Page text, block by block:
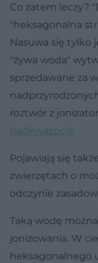
Co zatem leczy?
"heksagonalna
Nasuwa się tylko
"żywa woda"
sprzedawane za
roztwór z
nadkwasocie.
Pojawiają się
zwierzętach o
odczynie
Taką wodę
jonizowania. W
heksagonalnego